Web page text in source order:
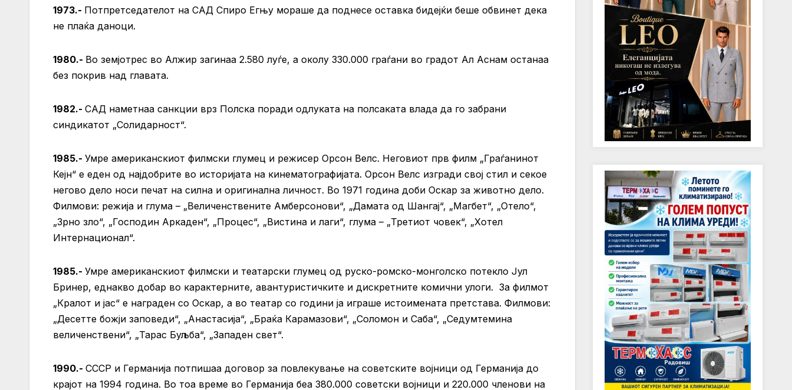
1973.- Потпретседателот на САД Спиро Егњу мораше да поднесе оставка бидејќи беше обвинет дека
не плаќа даноци.
1980.- Во земјотрес во Алжир загинаа 2.580 луѓе, а околу 330.000 граѓани во градот Ал Аснам останаа
без покрив над главата.
1982.- САД наметнаа санкции врз Полска поради одлуката на полсаката влада да го забрани
синдикатот „Солидарност“.
1985.- Умре американскиот филмски глумец и режисер Орсон Велс. Неговиот прв филм „Граѓанинот
Кејн“ е еден од најдобрите во историјата на кинематографијата. Орсон Велс изгради свој стил и секое
негово дело носи печат на силна и оригинална личност. Во 1971 година доби Оскар за животно дело.
Филмови: режија и глума – „Величенствените Амберсонови“, „Дамата од Шангај“, „Магбет“, „Отело“,
„Зрно зло“, „Господин Аркаден“, „Процес“, „Вистина и лаги“, глума – „Третиот човек“, „Хотел
Интернационал“.
1985.- Умре американскиот филмски и театарски глумец од руско-ромско-монголско потекло Јул
Бринер, еднакво добар во карактерните, авантуристичките и дискретните комични улоги. За филмот
„Кралот и јас“ е награден со Оскар, а во театар со години ја играше истоимената претстава. Филмови:
„Десетте божји заповеди“, „Анастасија“, „Браќа Карамазови“, „Соломон и Саба“, „Седумтемина
величенствени“, „Тарас Буљба“, „Западен свет“.
1990.- СССР и Германија потпишаа договор за повлекување на советските војници од Германија до
крајот на 1994 година. Во тоа време во Германија беа 380.000 советски војници и 220.000 членови на